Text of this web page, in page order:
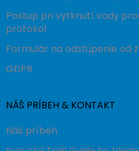
Postup pri vytknutí vady
protokol
Formulár na odstúpenie od
GDPR
NÁŠ PRÍBEH & KONTAKT
Náš príbeh